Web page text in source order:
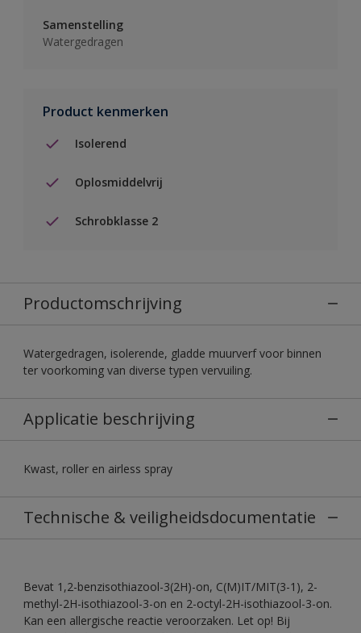
Samenstelling
Watergedragen
Product kenmerken
Isolerend
Oplosmiddelvrij
Schrobklasse 2
Productomschrijving
Watergedragen, isolerende, gladde muurverf voor binnen
ter voorkoming van diverse typen vervuiling.
Applicatie beschrijving
Kwast, roller en airless spray
Technische & veiligheidsdocumentatie
Bevat 1,2-benzisothiazool-3(2H)-on, C(M)IT/MIT(3-1), 2-
methyl-2H-isothiazool-3-on en 2-octyl-2H-isothiazool-3-on.
Kan een allergische reactie veroorzaken. Let op! Bij